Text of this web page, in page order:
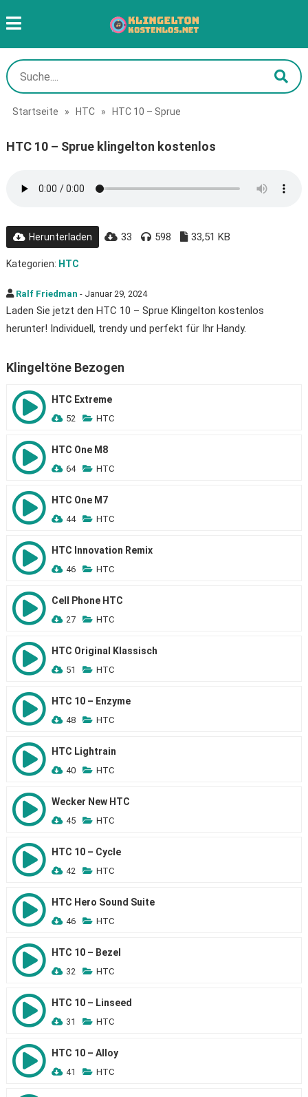
Startseite » HTC » HTC 10 – Sprue
HTC 10 – Sprue klingelton kostenlos
Herunterladen 33 598 33,51 KB
Kategorien: HTC
Ralf Friedman - Januar 29, 2024
Laden Sie jetzt den HTC 10 – Sprue Klingelton kostenlos
herunter! Individuell, trendy und perfekt für Ihr Handy.
Klingeltöne Bezogen
HTC Extreme
52 HTC
HTC One M8
64 HTC
HTC One M7
44 HTC
HTC Innovation Remix
46 HTC
Cell Phone HTC
27 HTC
HTC Original Klassisch
51 HTC
HTC 10 – Enzyme
48 HTC
HTC Lightrain
40 HTC
Wecker New HTC
45 HTC
HTC 10 – Cycle
42 HTC
HTC Hero Sound Suite
46 HTC
HTC 10 – Bezel
32 HTC
HTC 10 – Linseed
31 HTC
HTC 10 – Alloy
41 HTC